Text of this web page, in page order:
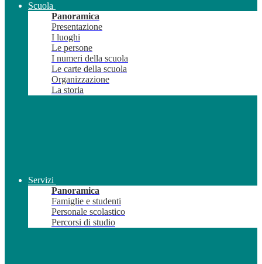
Scuola
Panoramica
Presentazione
I luoghi
Le persone
I numeri della scuola
Le carte della scuola
Organizzazione
La storia
Servizi
Panoramica
Famiglie e studenti
Personale scolastico
Percorsi di studio